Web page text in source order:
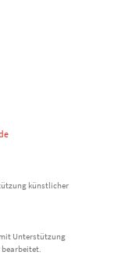
künstlicher
Unterstützung